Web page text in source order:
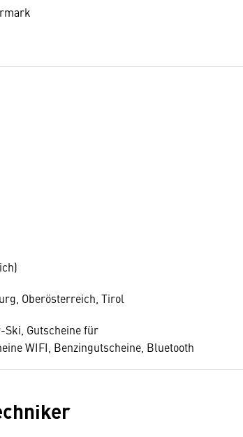
Oberösterreich, Tirol
Ski, Gutscheine für
WIFI, Benzingutscheine, Bluetooth